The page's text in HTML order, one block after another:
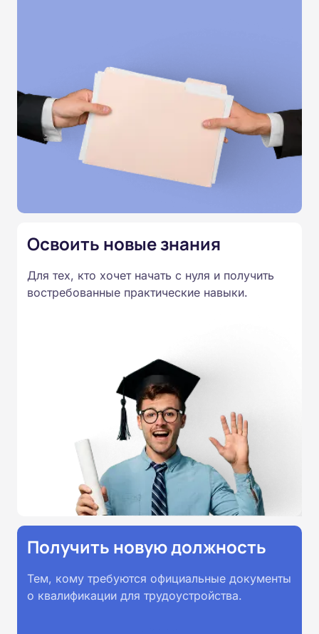
предоставляются в виде текстовых лекций, схем,
таблиц и тестовых заданий. Практические занятия
и видеоконференции не проводятся. По итогам
обучения слушатели сдают тестирование и
получают удостоверение о повышении
квалификации.
Освоить новые знания
Для тех, кто хочет начать с нуля и получить
востребованные практические навыки.
Получить новую должность
Тем, кому требуются официальные документы
о квалификации для трудоустройства.